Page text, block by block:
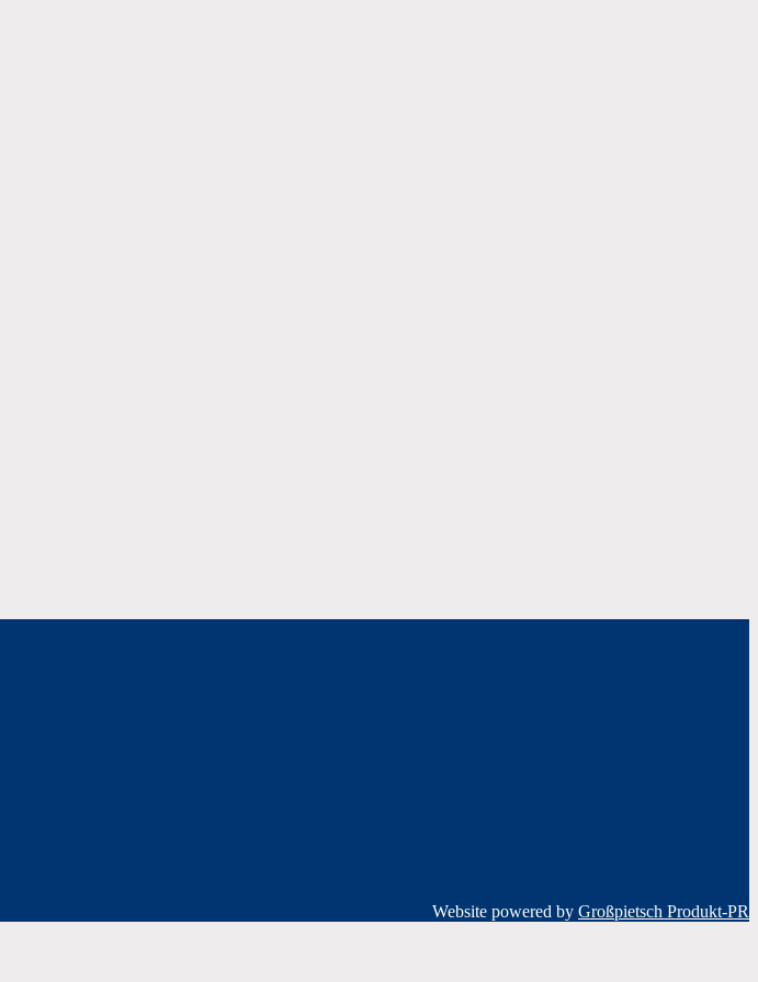
Website powered by Großpietsch Produkt-PR